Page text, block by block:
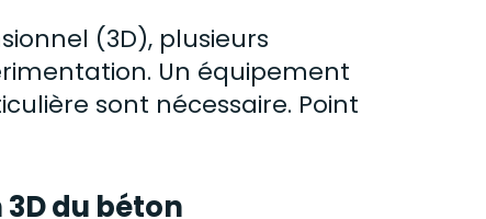
(3D), plusieurs
Un équipement
sont nécessaire. Point
du béton